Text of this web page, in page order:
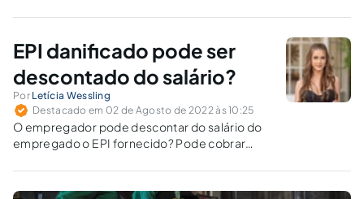
EPI danificado pode ser
descontado do salário?
Por Letícia Wessling
Destacado em 02 de Agosto de 2022 às 10:25
O empregador pode descontar do salário do
empregado o EPI fornecido? Pode cobrar